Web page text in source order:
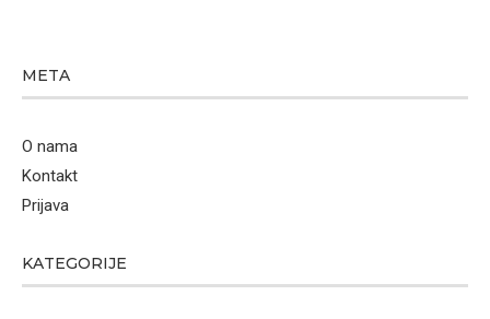
META
O nama
Kontakt
Prijava
KATEGORIJE